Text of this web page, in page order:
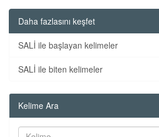
Daha fazlasını keşfet
SALİ ile başlayan kelimeler
SALİ ile biten kelimeler
Kelime Ara